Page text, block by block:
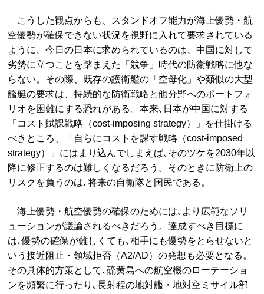
こうした観点からも、スタンドオフ能力が海上優勢・航
空優勢が確保できない状況を視野に入れて要求されている
ように、今日の日本に求められているのは、中国に対して
劣勢に立つことを踏まえた「競争」時代の防衛戦略に他な
らない。その際、既存の護衛艦の「空母化」や類似の大型
艦艇の要求は、持続的な防衛戦略と他分野へのポートフォ
リオを困難にする恐れがある。本来､日本が中国に対する
「コスト賦課戦略（cost-imposing strategy）」を仕掛ける
べきところ、「自らにコストを課す戦略（cost-imposed
strategy）」にはまり込んでしまえば､そのツケを2030年以
降に修正するのは難しくなるだろう。そのときに防衛上の
リスクを負うのは､将来の自衛隊と国民である。
海上優勢・航空優勢の確保のためには､より広範なソリ
ューションが議論されるべきだろう。達成すべき目標に
は､優勢の確保が難しくても､相手にも優勢をとらせないと
いう接近阻止・領域拒否（A2/AD）の発想も必要となる。
その具体的方策として､硫黄島への航空機のローテーショ
ンを頻繁に行ったり､長射程の地対艦・地対空ミサイル部